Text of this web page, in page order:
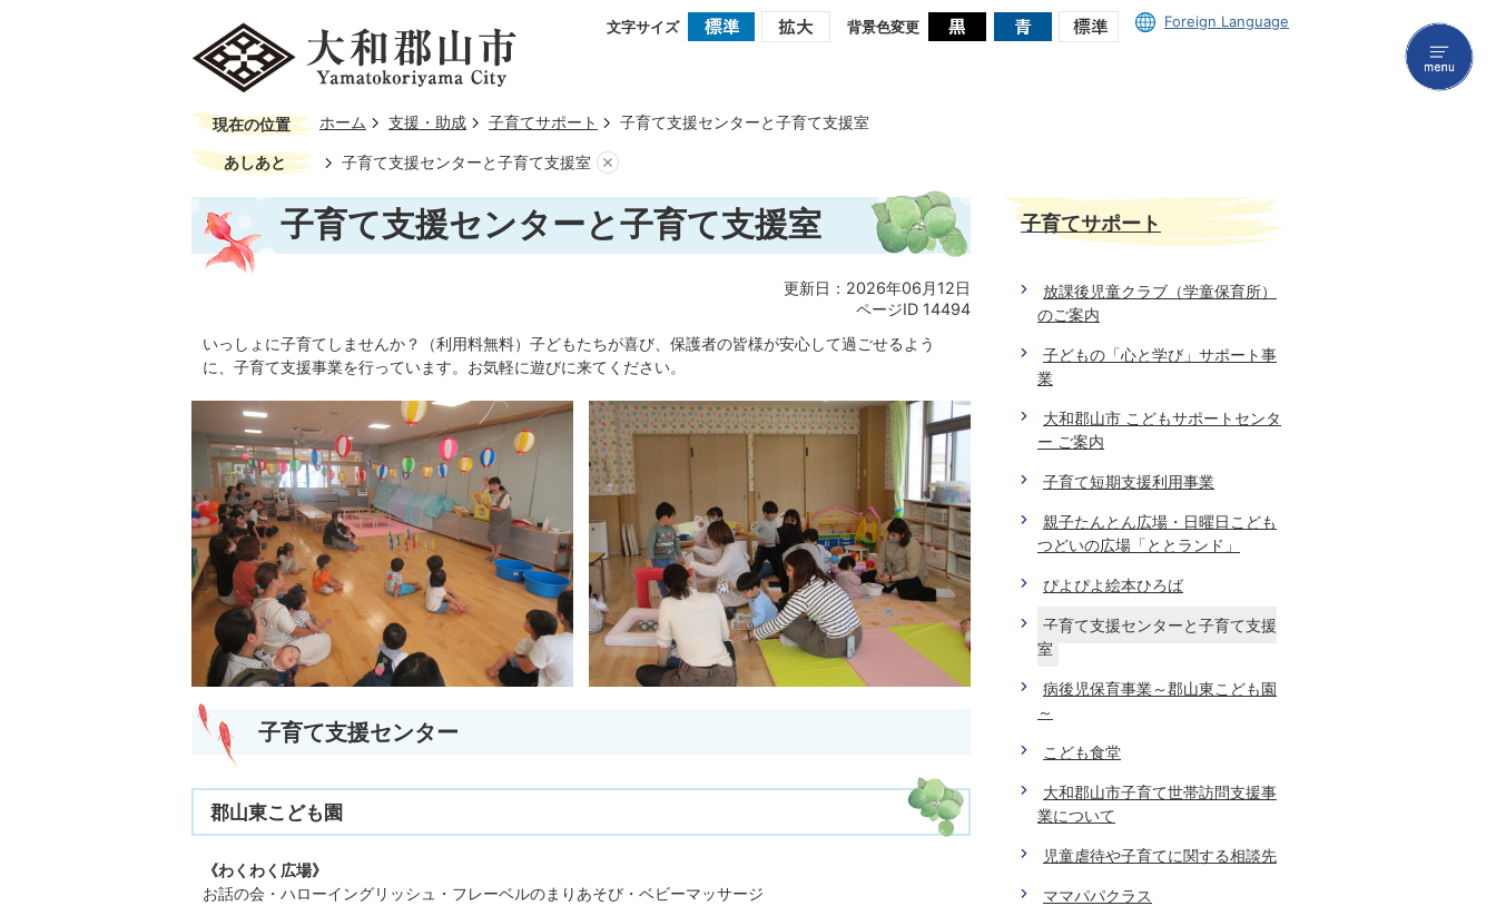
文字サイズ 背景色変更 Foreign Language
現在の位置 ホーム 支援・助成 子育てサポート 子育て支援センターと子育て支援室
あしあと 子育て支援センターと子育て支援室
子育て支援センターと子育て支援室
更新日：2026年06月12日
ページID 14494
いっしょに子育てしませんか？（利用料無料）子どもたちが喜び、保護者の皆様が安心して過ごせるよう
に、子育て支援事業を行っています。お気軽に遊びに来てください。
子育て支援センター
郡山東こども園
《わくわく広場》
お話の会・ハローイングリッシュ・フレーベルのまりあそび・ベビーマッサージ
子育てサポート
放課後児童クラブ（学童保育所）
のご案内
子どもの「心と学び」サポート事
業
大和郡山市 こどもサポートセンタ
ー ご案内
子育て短期支援利用事業
親子たんとん広場・日曜日こども
つどいの広場「ととランド」
ぴよぴよ絵本ひろば
子育て支援センターと子育て支援
室
病後児保育事業～郡山東こども園
～
こども食堂
大和郡山市子育て世帯訪問支援事
業について
児童虐待や子育てに関する相談先
ママパパクラス